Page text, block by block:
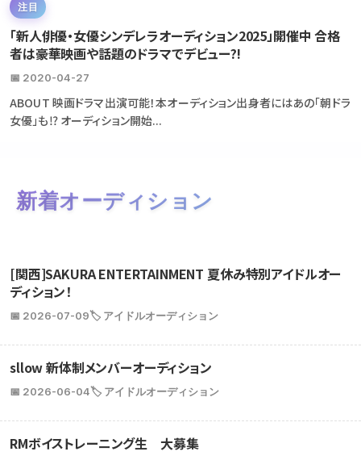
注目
「新人俳優・女優シンデレラオーディション2025」開催中 合格
者は豪華映画や話題のドラマでデビュー?!
📅 2020-04-27
ABOUT 映画ドラマ出演可能！本オーディション出身者にはあの「朝ドラ
女優」も⁉ オーディション開始...
新着オーディション
[関西]SAKURA ENTERTAINMENT 夏休み特別アイドルオー
ディション！
📅 2026-07-09🏷️ アイドルオーディション
sllow 新体制メンバーオーディション
📅 2026-06-04🏷️ アイドルオーディション
RMボイストレーニング生 大募集